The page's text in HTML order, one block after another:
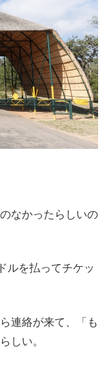
なかったらしいの
ルを払ってチケッ
連絡が来て、「も
しい。